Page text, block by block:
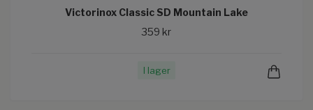
Victorinox Classic SD Mountain Lake
359 kr
I lager